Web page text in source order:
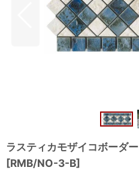
ラスティカモザイコボー
[RMB/NO-3-B]